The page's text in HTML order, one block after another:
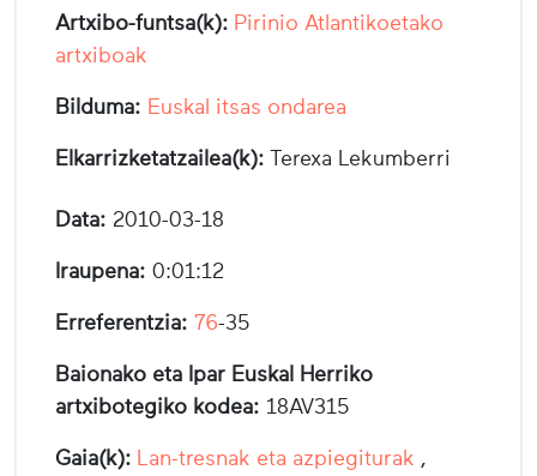
Artxibo-funtsa(k): Pirinio Atlantikoetako
artxiboak
Bilduma: Euskal itsas ondarea
Elkarrizketatzailea(k): Terexa Lekumberri
Data: 2010-03-18
Iraupena: 0:01:12
Erreferentzia: 76-35
Baionako eta Ipar Euskal Herriko
artxibotegiko kodea: 18AV315
Gaia(k): Lan-tresnak eta azpiegiturak ,